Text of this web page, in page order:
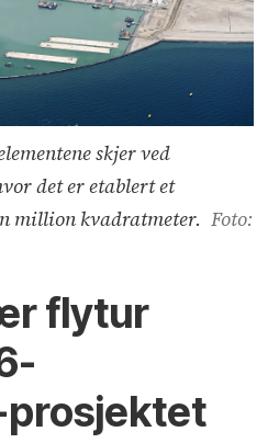
skjer ved
det er etablert et
million kvadratmeter. Foto:
flytur